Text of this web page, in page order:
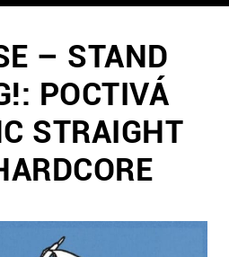
– STAND
POCTIVÁ
STRAIGHT